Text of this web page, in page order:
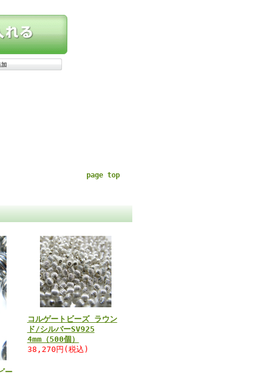
page top
ー
コルゲートビーズ ラウン
ド/シルバーSV925
4mm（500個）
38,270円(税込)